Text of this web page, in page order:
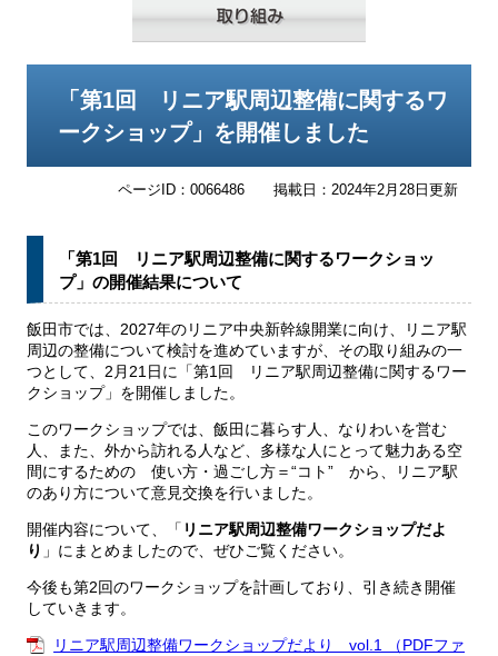
「第1回 リニア駅周辺整備に関するワ
ークショップ」を開催しました
ページID：0066486 掲載日：2024年2月28日更新
「第1回 リニア駅周辺整備に関するワークショッ
プ」の開催結果について
飯田市では、2027年のリニア中央新幹線開業に向け、リニア駅
周辺の整備について検討を進めていますが、その取り組みの一
つとして、2月21日に「第1回 リニア駅周辺整備に関するワー
クショップ」を開催しました。
このワークショップでは、飯田に暮らす人、なりわいを営む
人、また、外から訪れる人など、多様な人にとって魅力ある空
間にするための 使い方・過ごし方＝“コト” から、リニア駅
のあり方について意見交換を行いました。
開催内容について、「 リニア駅周辺整備ワークショップだよ
り 」にまとめましたので、ぜひご覧ください。
今後も第2回のワークショップを計画しており、引き続き開催
していきます。
リニア駅周辺整備ワークショップだより vol.1 （PDFファ